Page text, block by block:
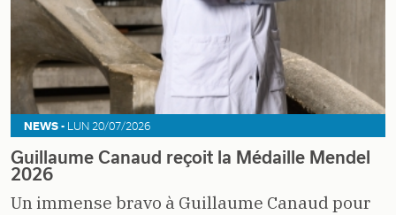
NEWS - LUN 20/07/2026
Guillaume Canaud reçoit la Médaille Mendel
2026
Un immense bravo à Guillaume Canaud pour